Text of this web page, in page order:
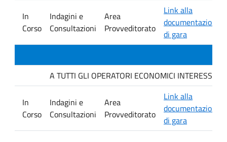
In
Corso
Indagini e
Consultazioni
Area
Provveditorato
Link alla
documentazione
di gara
A TUTTI GLI OPERATORI ECONOMICI
In
Corso
Indagini e
Consultazioni
Area
Provveditorato
Link alla
documentazione
di gara